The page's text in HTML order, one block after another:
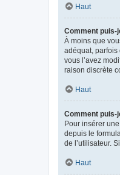
Haut
Comment puis-
À moins que
adéquat, parfois
vous l’avez
raison discrète
Haut
Comment puis-
Pour insérer
depuis le
de l’utilisateur.
Haut